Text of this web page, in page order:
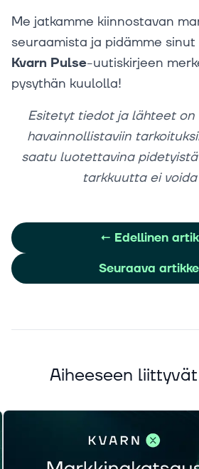
Me jatkamme kiinnostavan
seuraamista ja pidämme
Kvarn Pulse-uutiskirjeen
pysythän kuulolla!
Esitetyt tiedot ja lähteet
havainnollistaviin
saatu luotettavina
tarkkuutta ei
← Edellinen
Seuraava
Aiheeseen